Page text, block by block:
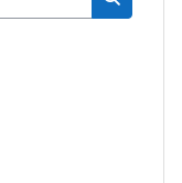
Meklēt